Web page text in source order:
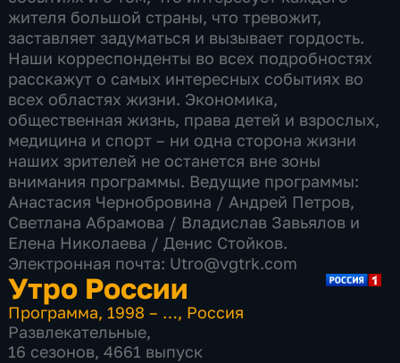
жителя большой страны, что тревожит,
заставляет задуматься и вызывает гордость.
Наши корреспонденты во всех подробностях
расскажут о самых интересных событиях во
всех областях жизни. Экономика,
общественная жизнь, права детей и взрослых,
медицина и спорт – ни одна сторона жизни
наших зрителей не останется вне зоны
внимания программы. Ведущие программы:
Анастасия Чернобровина / Андрей Петров,
Светлана Абрамова​ / Владислав Завьялов и
Елена Николаева / Денис Стойков.
Электронная почта: Utro@vgtrk.com
Утро России
Программа, 1998 – …, Россия
Развлекательные,
16 сезонов, 4661 выпуск